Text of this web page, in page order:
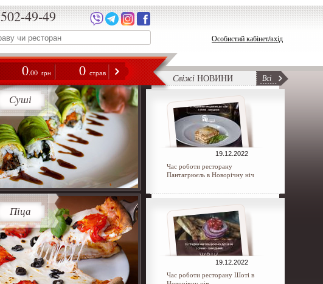
Особистий кабінет/вхід
502-49-49
0.00 грн 0 страв
Суші
Піца
Свіжі НОВИНИ Всі
19.12.2022
Час роботи ресторану
Пантагрюєль в Новорічну ніч
19.12.2022
Час роботи ресторану Шоті в